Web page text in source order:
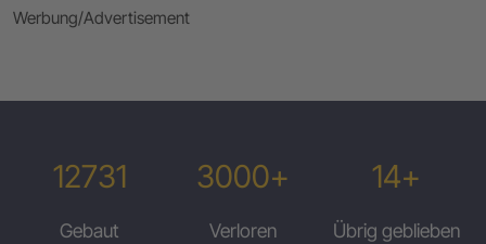
Werbung/Advertisement
12731
Gebaut
3000+
Verloren
14+
Übrig geblieben